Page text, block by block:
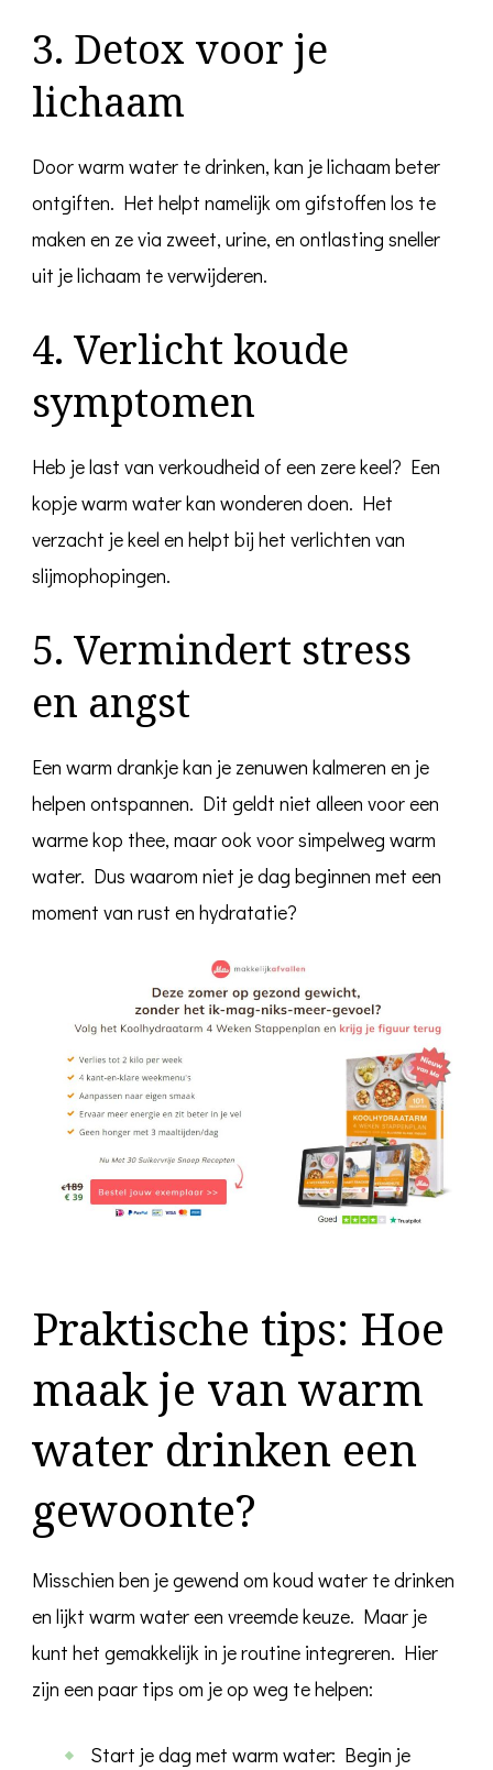
3. Detox voor je
lichaam
Door warm water te drinken, kan je lichaam beter
ontgiften. Het helpt namelijk om gifstoffen los te
maken en ze via zweet, urine, en ontlasting sneller
uit je lichaam te verwijderen.
4. Verlicht koude
symptomen
Heb je last van verkoudheid of een zere keel? Een
kopje warm water kan wonderen doen. Het
verzacht je keel en helpt bij het verlichten van
slijmophopingen.
5. Vermindert stress
en angst
Een warm drankje kan je zenuwen kalmeren en je
helpen ontspannen. Dit geldt niet alleen voor een
warme kop thee, maar ook voor simpelweg warm
water. Dus waarom niet je dag beginnen met een
moment van rust en hydratatie?
Praktische tips: Hoe
maak je van warm
water drinken een
gewoonte?
Misschien ben je gewend om koud water te drinken
en lijkt warm water een vreemde keuze. Maar je
kunt het gemakkelijk in je routine integreren. Hier
zijn een paar tips om je op weg te helpen:
Start je dag met warm water: Begin je